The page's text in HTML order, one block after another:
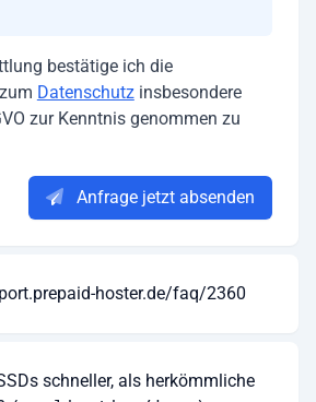
bestätige ich die
Datenschutzinsbesondere
zur Kenntnis genommen zu
Anfrage jetzt absenden
hoster.de/faq/2360
schneller, als herkömmliche